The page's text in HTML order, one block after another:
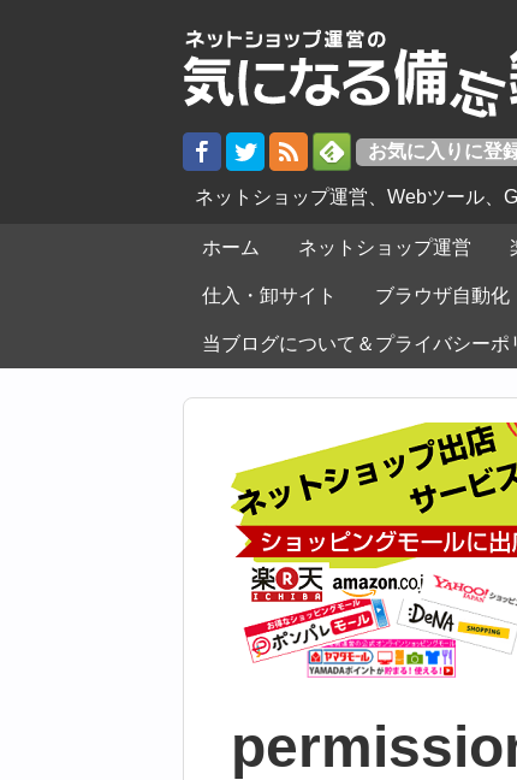
ネットショップ運営、Webツール、
ホーム ネットショップ運営
仕入・卸サイト ブラウザ自動化
当ブログについて＆プライバシーポ